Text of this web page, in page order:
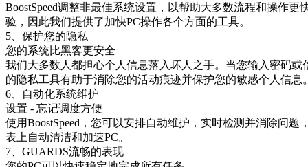
BoostSpeed调整非最佳系统设置，以帮助大多数流程和操作
验，因此我们提供了加快PC操作各个方面的工具。
5、保护您的隐私
您的系统比黑客更安全
我们大多数人都担心个人信息落入坏人之手。当您输入密码
的隐私工具有助于消除您的活动痕迹并保护您的敏感个人信息
6、自动化系统维护
设置 - 忘记调度方便
使用BoostSpeed，您可以安排自动维护，实时检测并消除问
表上自动清洁和加速PC。
7、GUARDS流畅的表现